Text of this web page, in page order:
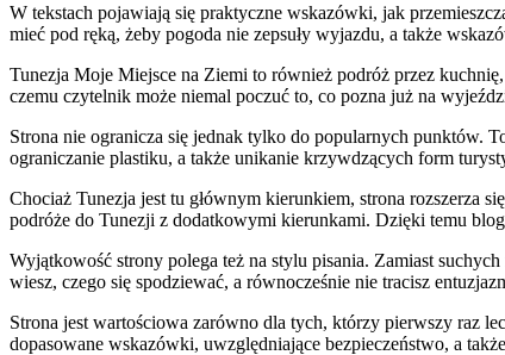
W tekstach pojawiają się praktyczne wskazówki, jak
mieć pod ręką, żeby pogoda nie zepsuły wyjazdu, a także
Tunezja Moje Miejsce na Ziemi to również podróż przez
czemu czytelnik może niemal poczuć to, co pozna już na
Strona nie ogranicza się jednak tylko do popularnych punktów.
ograniczanie plastiku, a także unikanie krzywdzących form
Chociaż Tunezja jest tu głównym kierunkiem, strona rozszerza
podróże do Tunezji z dodatkowymi kierunkami. Dzięki temu
Wyjątkowość strony polega też na stylu pisania. Zamiast
wiesz, czego się spodziewać, a równocześnie nie tracisz
Strona jest wartościowa zarówno dla tych, którzy pierwszy raz
dopasowane wskazówki, uwzględniające bezpieczeństwo, a